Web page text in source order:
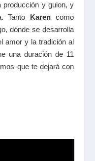
producción y guion, y
Tanto Karen como
dónde se desarrolla
amor y la tradición al
una duración de 11
que te dejará con